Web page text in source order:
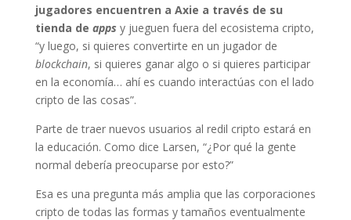
jugadores encuentren a Axie a través de su
tienda de apps y jueguen fuera del ecosistema cripto,
“y luego, si quieres convertirte en un jugador de
blockchain, si quieres ganar algo o si quieres participar
en la economía… ahí es cuando interactúas con el lado
cripto de las cosas”.
Parte de traer nuevos usuarios al redil cripto estará en
la educación. Como dice Larsen, “¿Por qué la gente
normal debería preocuparse por esto?”
Esa es una pregunta más amplia que las corporaciones
cripto de todas las formas y tamaños eventualmente